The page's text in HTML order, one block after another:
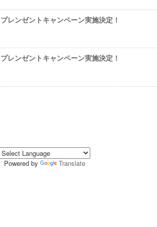
レンゼントキャンペーン実施決定！
レンゼントキャンペーン実施決定！
Powered by Translate